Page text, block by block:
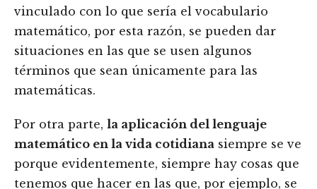
vinculado con lo que sería el vocabulario
matemático, por esta razón, se pueden dar
situaciones en las que se usen algunos
términos que sean únicamente para las
matemáticas.
Por otra parte, la aplicación del lenguaje
matemático en la vida cotidiana siempre se ve
porque evidentemente, siempre hay cosas que
tenemos que hacer en las que, por ejemplo, se